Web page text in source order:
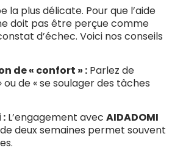
la plus délicate. Pour que l’aide
doit pas être perçue comme
d’échec. Voici nos conseils
de « confort » : Parlez de
ou de « se soulager des tâches
: L’engagement avec AIDADOMI
deux semaines permet souvent